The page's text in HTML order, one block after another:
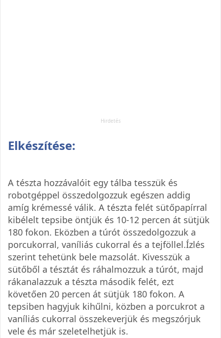
Elkészítése:
A tészta hozzávalóit egy tálba tesszük és
robotgéppel összedolgozzuk egészen addig
amíg krémessé válik. A tészta felét sütőpapírral
kibélelt tepsibe öntjük és 10-12 percen át sütjük
180 fokon. Eközben a túrót összedolgozzuk a
porcukorral, vaníliás cukorral és a tejföllel.Ízlés
szerint tehetünk bele mazsolát. Kivesszük a
sütőből a tésztát és ráhalmozzuk a túrót, majd
rákanalazzuk a tészta második felét, ezt
követően 20 percen át sütjük 180 fokon. A
tepsiben hagyjuk kihűlni, közben a porcukrot a
vaníliás cukorral összekeverjük és megszórjuk
vele és már szeletelhetjük is.